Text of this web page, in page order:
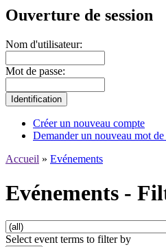
Ouverture de session
Nom d'utilisateur:
Mot de passe:
Créer un nouveau compte
Demander un nouveau mot de
Accueil » Evénements
Evénements -
Select event terms to filter by